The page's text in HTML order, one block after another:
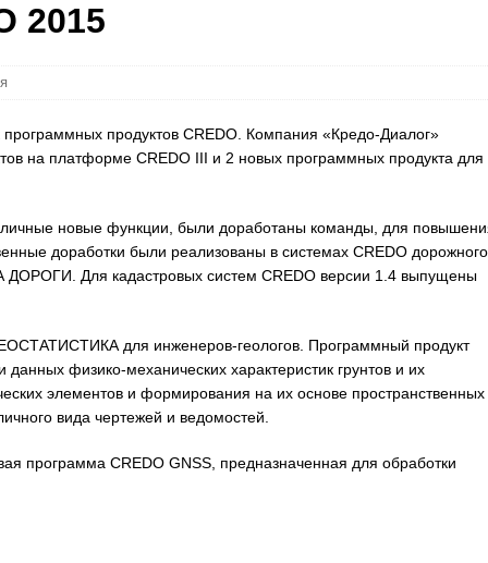
2015
продуктов CREDO. Компания «Кредо-Диалог»
на платформе CREDO III и 2 новых программных продукта для
новые функции, были доработаны команды, для
доработки были реализованы в системах CREDO дорожного
Для кадастровых систем CREDO версии 1.4 выпущены
для инженеров-геологов. Программный продукт
физико-механических характеристик грунтов и их
элементов и формирования на их основе пространственных
вида чертежей и ведомостей.
программа CREDO GNSS, предназначенная для обработки